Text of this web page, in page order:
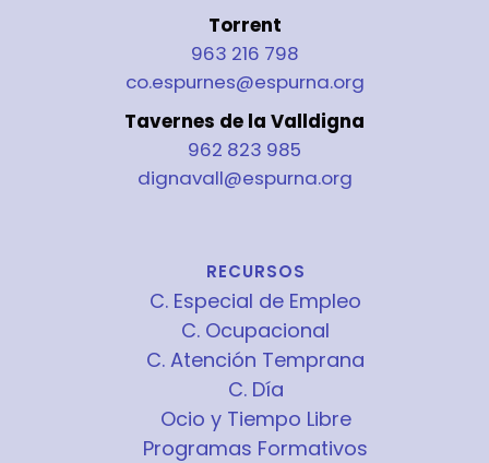
Torrent
963 216 798
co.espurnes@espurna.org
Tavernes de la Valldigna
962 823 985
dignavall@espurna.org
RECURSOS
C. Especial de Empleo
C. Ocupacional
C. Atención Temprana
C. Día
Ocio y Tiempo Libre
Programas Formativos